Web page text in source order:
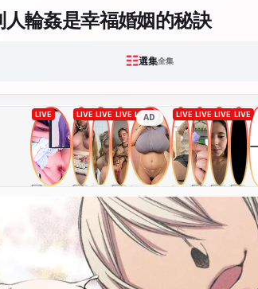
輪姦是幸福婚姻的秘訣
☷選集全集
AD